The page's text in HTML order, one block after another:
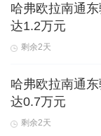
哈弗欧拉南通
达1.2万元
剩余2天
哈弗欧拉南通
达0.7万元
剩余2天